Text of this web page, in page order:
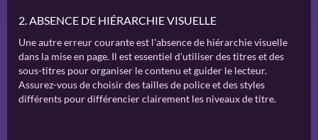
2. ABSENCE DE HIÉRARCHIE VISUELLE
Une autre erreur courante est l'absence de hiérarchie visuelle
dans la mise en page. Il est essentiel d'utiliser des titres et des
sous-titres pour organiser le contenu et guider le lecteur.
Assurez-vous de choisir des tailles de police et des styles
différents pour différencier clairement les niveaux de titre.